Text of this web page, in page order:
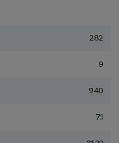
282
9
940
7.1